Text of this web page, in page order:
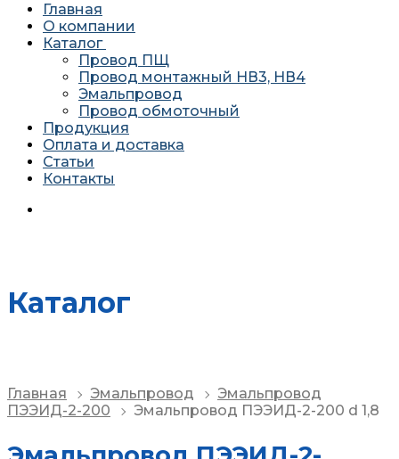
Главная
О компании
Каталог
Провод ПЩ
Провод монтажный НВ3, НВ4
Эмальпровод
Провод обмоточный
Продукция
Оплата и доставка
Статьи
Контакты
Каталог
Главная Эмальпровод
Эмальпровод
ПЭЭИД-2-200
Эмальпровод ПЭЭИД-2-200 d 1,8